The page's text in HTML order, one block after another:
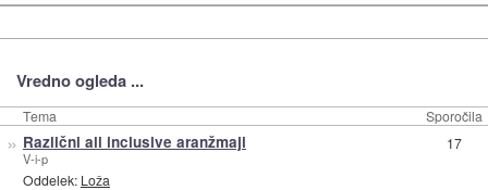
Vredno ogleda ...
Tema Sporočila
» Različni all inclusive aranžmaji
V-i-p
Oddelek: Loža
17